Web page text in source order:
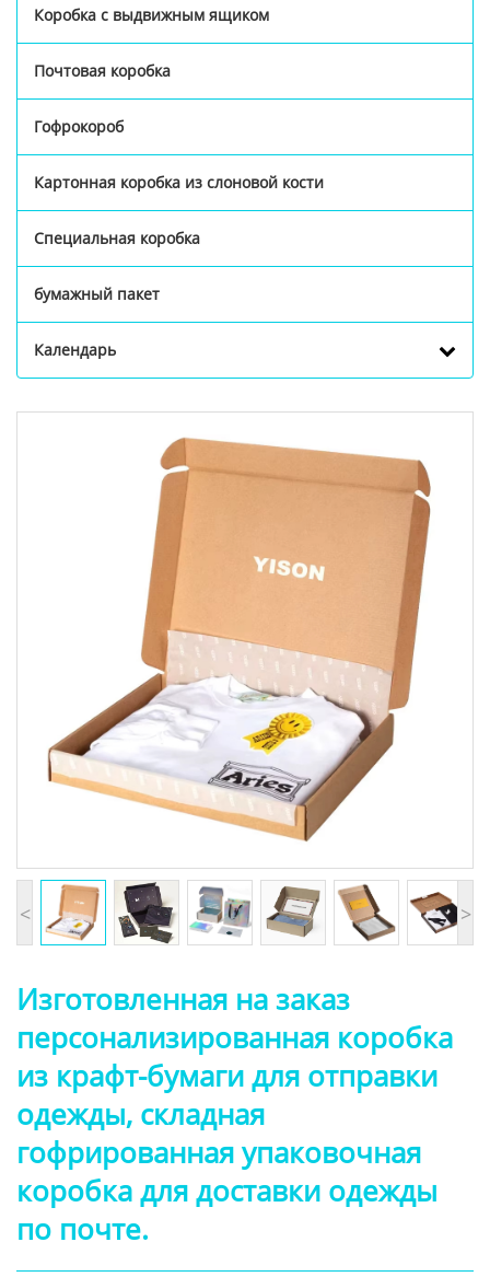
Коробка с выдвижным ящиком
Почтовая коробка
Гофрокороб
Картонная коробка из слоновой кости
Специальная коробка
бумажный пакет
Календарь
< >
Изготовленная на заказ
персонализированная коробка
из крафт-бумаги для отправки
одежды, складная
гофрированная упаковочная
коробка для доставки одежды
по почте.